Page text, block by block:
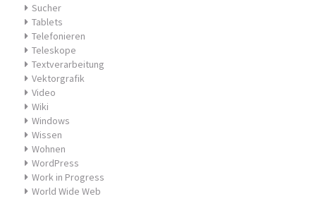
Sucher
Tablets
Telefonieren
Teleskope
Textverarbeitung
Vektorgrafik
Video
Wiki
Windows
Wissen
Wohnen
WordPress
Work in Progress
World Wide Web